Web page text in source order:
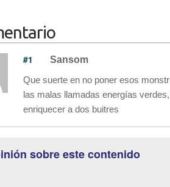
#1 Sansom
Que suerte en no poner esos
las malas llamadas energías
enriquecer a dos buitres
sobre este contenido